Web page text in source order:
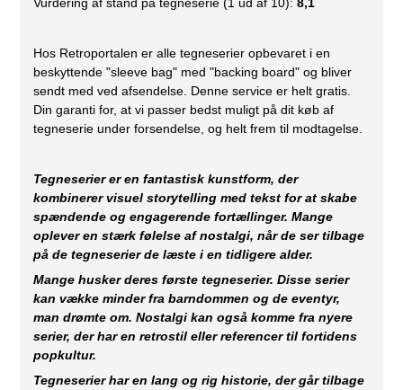
Hos Retroportalen er alle tegneserier opbevaret i en
beskyttende "sleeve bag" med "backing board" og bliver
sendt med ved afsendelse. Denne service er helt gratis.
Din garanti for, at vi passer bedst muligt på dit køb af
tegneserie under forsendelse, og helt frem til modtagelse.
Tegneserier er en fantastisk kunstform, der
kombinerer visuel storytelling med tekst for at skabe
spændende og engagerende fortællinger. Mange
oplever en stærk følelse af nostalgi, når de ser tilbage
på de tegneserier de læste i en tidligere alder.
Mange husker deres første tegneserier. Disse serier
kan vække minder fra barndommen og de eventyr,
man drømte om. Nostalgi kan også komme fra nyere
serier, der har en retrostil eller referencer til fortidens
popkultur.
Tegneserier har en lang og rig historie, der går tilbage